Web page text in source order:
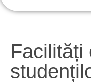
Facilități